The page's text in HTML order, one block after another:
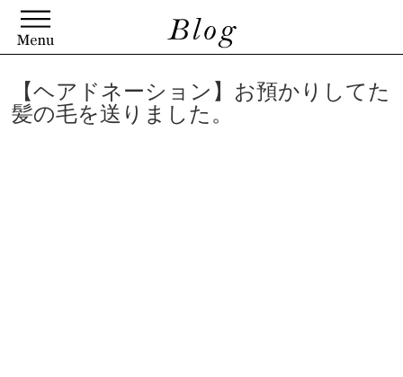
【ヘアドネーション】お預かりしてた
髪の毛を送りました。